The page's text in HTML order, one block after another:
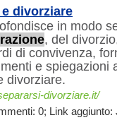
divorziare
in modo
, del
di convivenza,
e spiegazioni
divorziare.
divorziare.it/
0; Link aggiunto: